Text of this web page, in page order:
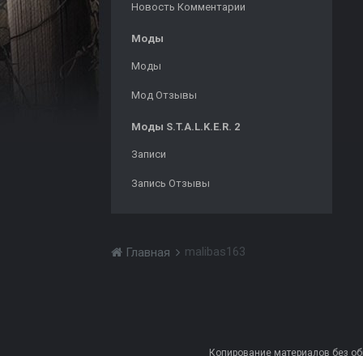
Новость Комментарии
Моды
Моды
Мод Отзывы
Моды S.T.A.L.K.E.R. 2
Записи
Запись Отзывы
Главная malibas163
Копирование материалов без